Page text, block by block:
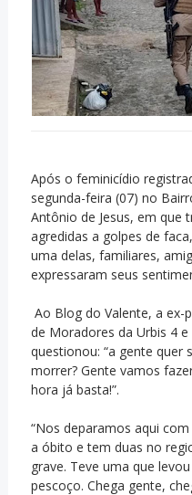
Após o feminicídio
segunda-feira (07) no
Antônio de Jesus, em que
agredidas a golpes de
uma delas, familiares,
expressaram seus
Ao Blog do Valente, a ex-
de Moradores da Urbis 4 e
questionou: “a gente quer
morrer? Gente vamos
hora já basta!”.
“Nos deparamos aqui
a óbito e tem duas no
grave. Teve uma que
pescoço. Chega gente,